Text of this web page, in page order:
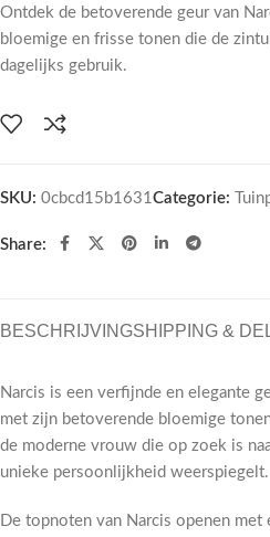
Ontdek de betoverende geur van
bloemige en frisse tonen die de
dagelijks gebruik.
SKU: 0cbcd15b1631Categorie:
Share:
BESCHRIJVINGSHIPPING &
Narcis is een verfijnde en elegante
met zijn betoverende bloemige
de moderne vrouw die op zoek is
unieke persoonlijkheid weerspiegelt.
De topnoten van Narcis openen met